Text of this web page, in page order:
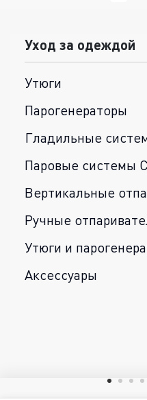
Уход за одеждой
Утюги
Парогенераторы
Гладильные
Паровые системы
Вертикальные
Ручные
Утюги и
Аксессуары